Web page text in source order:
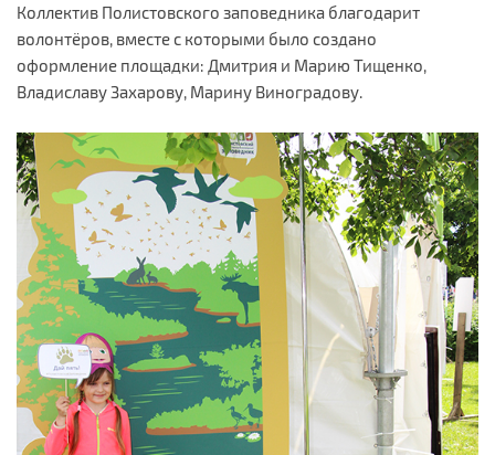
Коллектив Полистовского заповедника благодарит
волонтёров, вместе с которыми было создано
оформление площадки: Дмитрия и Марию Тищенко,
Владиславу Захарову, Марину Виноградову.